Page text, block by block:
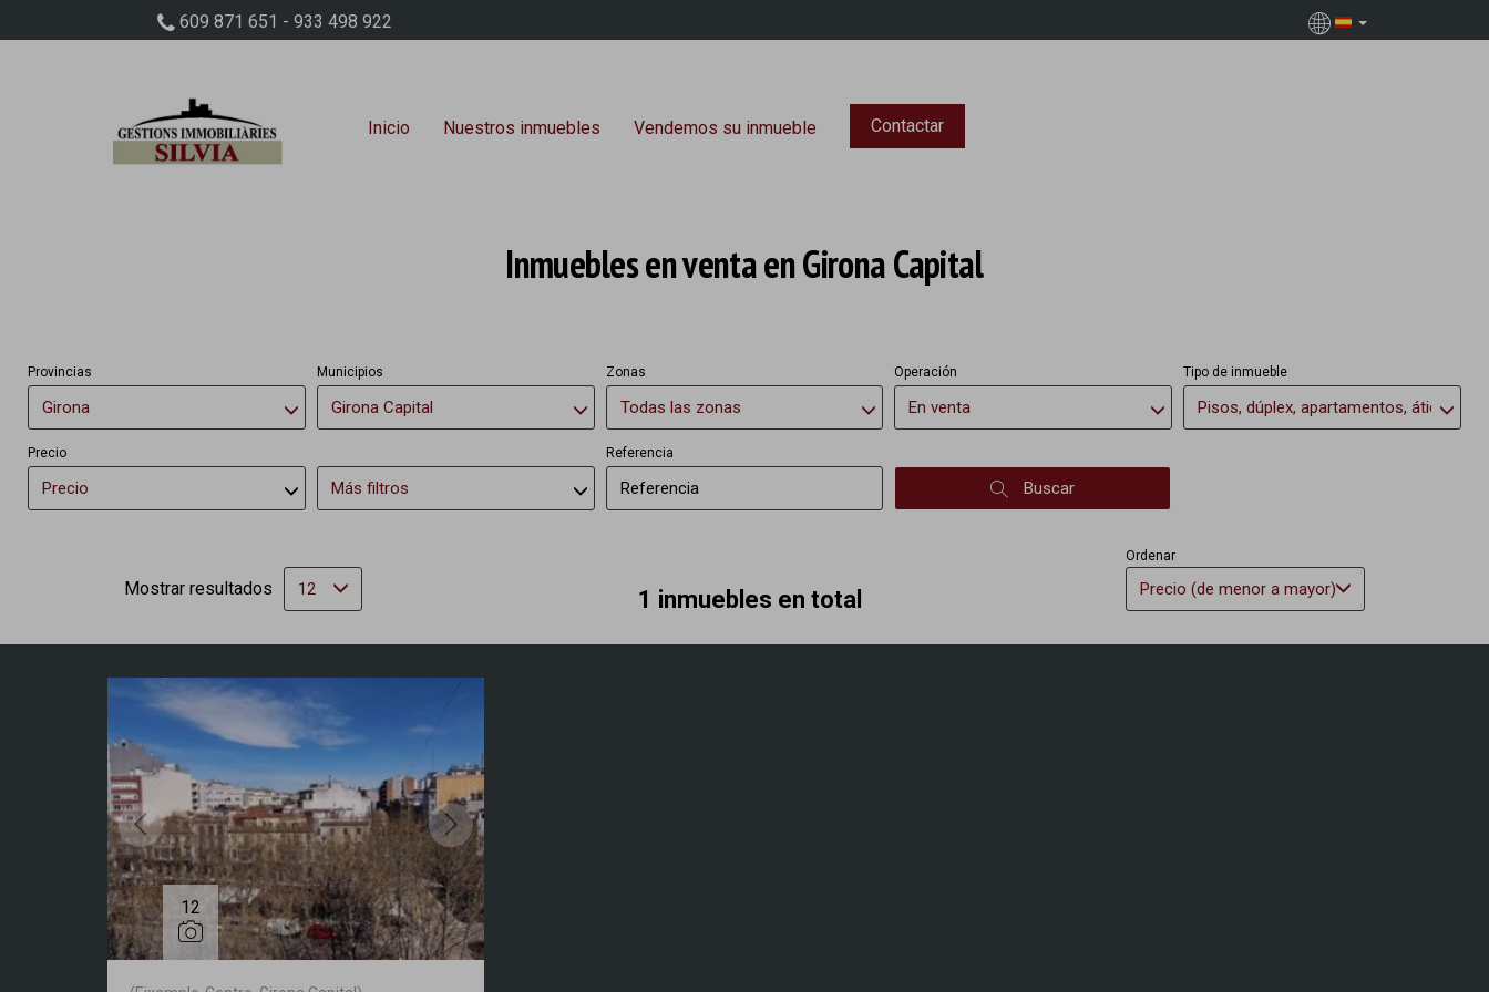
609 871 651 - 933 498 922
Inicio Nuestros inmuebles Vendemos su inmueble Contactar
Inmuebles en venta en Girona Capital
Provincias
Girona
Municipios
Girona Capital
Zonas
Todas las zonas
Operación
En venta
Tipo de inmueble
Pisos, dúplex, apartamentos, áticos
Precio
Precio Más filtros
Referencia
Buscar
1 inmuebles en total
Ordenar
Precio (de menor a mayor)
Mostrar resultados 12
12